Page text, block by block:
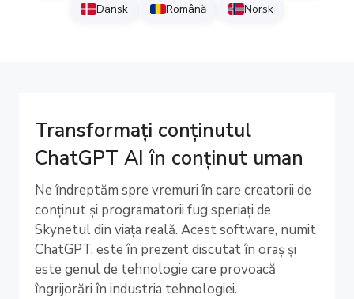
Dansk
Română Norsk
Transformați conținutul
ChatGPT AI în conținut uman
Ne îndreptăm spre vremuri în care creatorii de
conținut și programatorii fug speriați de
Skynetul din viața reală. Acest software, numit
ChatGPT, este în prezent discutat în oraș și
este genul de tehnologie care provoacă
îngrijorări în industria tehnologiei.